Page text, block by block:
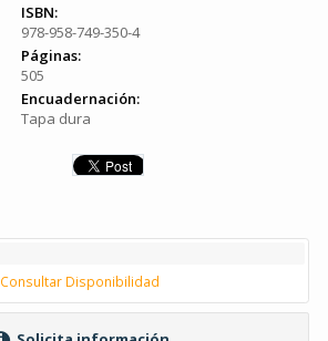
ISBN:
978-958-749-350-4
Páginas:
505
Encuadernación:
Tapa dura
Consultar Disponibilidad